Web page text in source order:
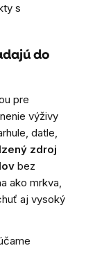
s
do
pre
výživy
datle,
zdroj
bez
ako mrkva,
aj vysoký